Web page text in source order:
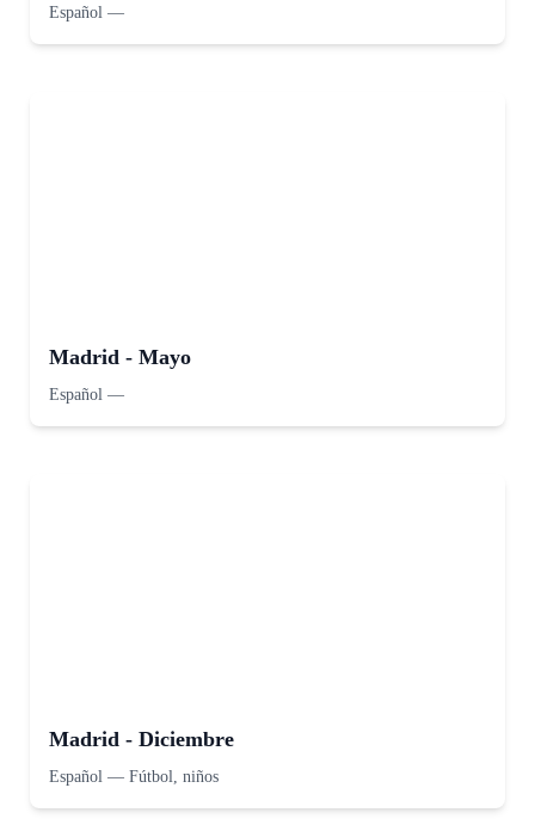
Español —
Madrid - Mayo
Español —
Madrid - Diciembre
Español — Fútbol, niños